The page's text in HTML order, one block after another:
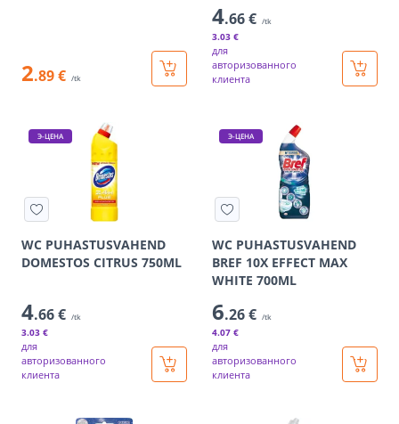
2.89 € /tk
4.66 € /tk
3.03 €
для
авторизованного
клиента
Э-ЦЕНА
WC PUHASTUSVAHEND
DOMESTOS CITRUS 750ML
4.66 € /tk
3.03 €
для
авторизованного
клиента
Э-ЦЕНА
WC PUHASTUSVAHEND
BREF 10X EFFECT MAX
WHITE 700ML
6.26 € /tk
4.07 €
для
авторизованного
клиента